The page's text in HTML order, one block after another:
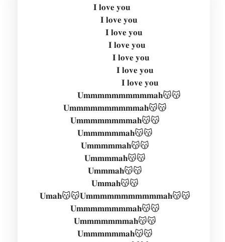
𝐈 𝐥𝐨𝐯𝐞 𝐲𝐨𝐮
𝐈 𝐥𝐨𝐯𝐞 𝐲𝐨𝐮
𝐈 𝐥𝐨𝐯𝐞 𝐲𝐨𝐮
𝐈 𝐥𝐨𝐯𝐞 𝐲𝐨𝐮
𝐈 𝐥𝐨𝐯𝐞 𝐲𝐨𝐮
𝐈 𝐥𝐨𝐯𝐞 𝐲𝐨𝐮
𝐈 𝐥𝐨𝐯𝐞 𝐲𝐨𝐮
𝐔𝐦𝐦𝐦𝐦𝐦𝐦𝐦𝐦𝐦𝐦𝐚𝐡😽😽
𝐔𝐦𝐦𝐦𝐦𝐦𝐦𝐦𝐦𝐦𝐦𝐚𝐡😽😽
𝐔𝐦𝐦𝐦𝐦𝐦𝐦𝐦𝐦𝐚𝐡😽😽
𝐔𝐦𝐦𝐦𝐦𝐦𝐦𝐚𝐡😽😽
𝐔𝐦𝐦𝐦𝐦𝐦𝐚𝐡😽😽
𝐔𝐦𝐦𝐦𝐦𝐚𝐡😽😽
𝐔𝐦𝐦𝐦𝐚𝐡😽😽
𝐔𝐦𝐦𝐚𝐡😽😽
𝐔𝐦𝐚𝐡😽😽𝐔𝐦𝐦𝐦𝐦𝐦𝐦𝐦𝐦𝐦𝐦𝐦𝐚𝐡😽😽
𝐔𝐦𝐦𝐦𝐦𝐦𝐦𝐦𝐦𝐚𝐡😽😽
𝐔𝐦𝐦𝐦𝐦𝐦𝐦𝐦𝐚𝐡😽😽
𝐔𝐦𝐦𝐦𝐦𝐦𝐦𝐚𝐡😽😽